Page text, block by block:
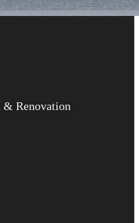
Renovation